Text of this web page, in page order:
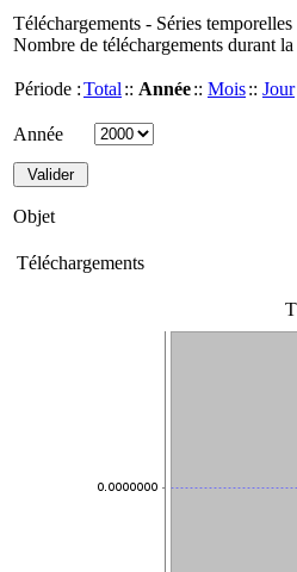
Téléchargements - Séries temporelles
Nombre de téléchargements durant
Période :Total :: Année:: Mois:: Jour
Année
Objet
Téléchargements